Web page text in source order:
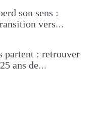
son sens :
vers
partent : retrouver
ans de